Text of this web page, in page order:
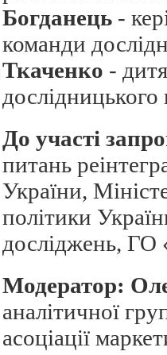
Богданець -
команди
Ткаченко -
дослідницького
До участі
питань
України,
політики
досліджень, ГО
Модератор:
аналітичної
асоціації